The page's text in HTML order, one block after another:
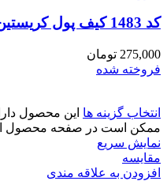
کد 1483 کیف پول کریستین دیور سایز کوچک
275,000 تومان
فروخته شده
انتخاب گزینه ها این محصول
ممکن است در صفحه محصول
نمایش سریع
مقايسه
افزودن به علاقه مندی